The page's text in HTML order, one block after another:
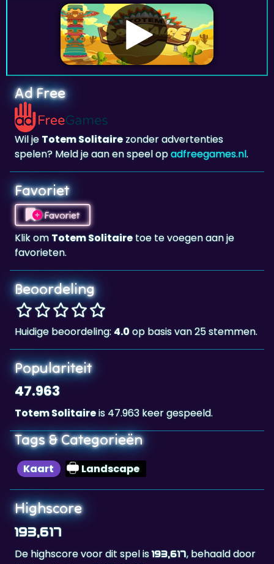
Ad Free
Wil je Totem Solitaire
spelen? Meld je aan en speel op
Favoriet
Favoriet
Klik omTotem Solitaire
favorieten.
Beoordeling
Huidige beoordeling:
Populariteit
47.963
Totem Solitaire
Tags & Categorieën
Kaart Landscape
Highscore
193,617
De highscore voor dit spel is
Antonella,ita